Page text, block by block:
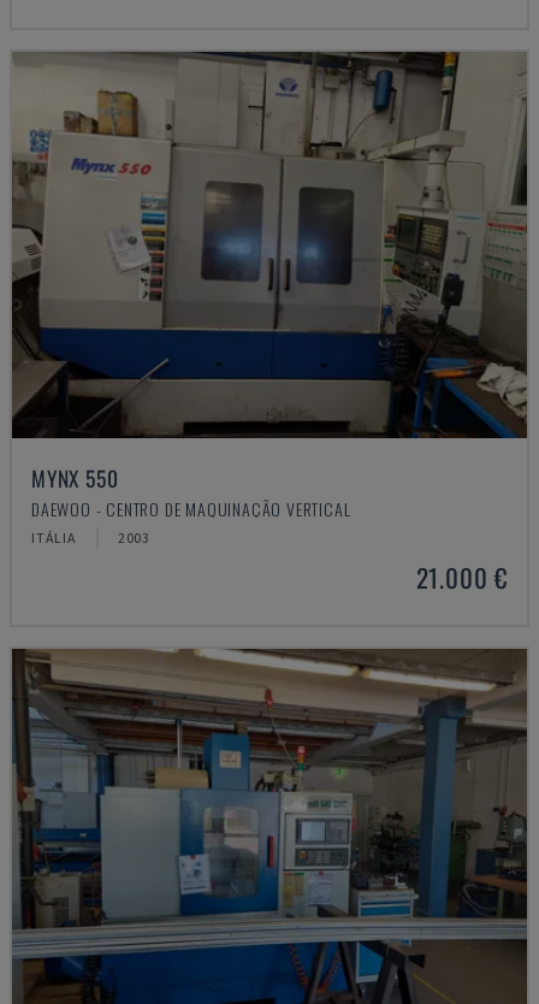
MYNX 550
DAEWOO - CENTRO DE MAQUINAÇÃO VERTICAL
ITÁLIA 2003
21.000 €